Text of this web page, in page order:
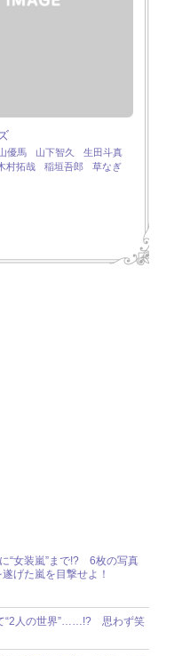
優馬 山下智久
生田斗真
村拓哉 稲垣吾郎
草なぎ
に“女装嵐”まで!? 6枚の写真
げた嵐を目撃せよ！
“2人の世界”……!? 思わず笑